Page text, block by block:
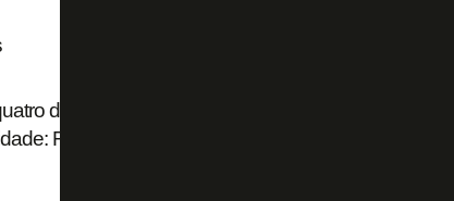
dias, título brasileiro 'impossível', ambição na
Franclim abre o jogo no Botafogo